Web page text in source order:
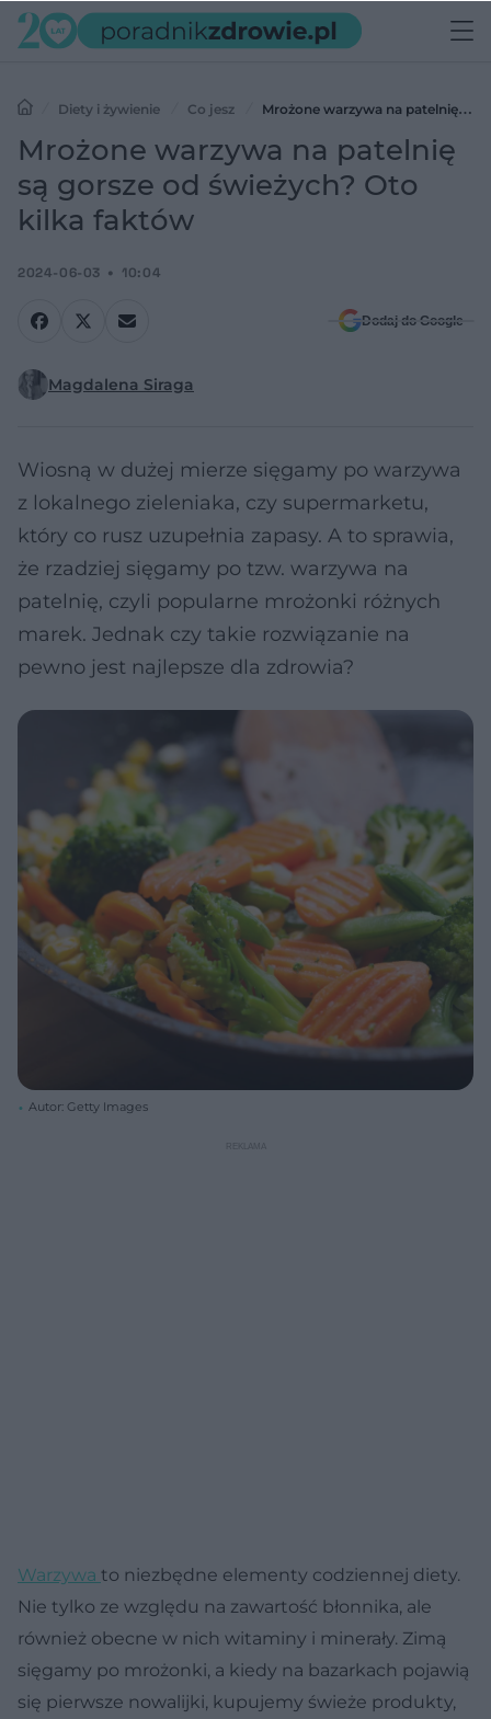
Diety i żywienie Co jesz
Mrożone warzywa na patelnię są
gorsze od świeżych? Oto kilka faktów
Mrożone warzywa na patelnię
są gorsze od świeżych? Oto
kilka faktów
2024-06-03 10:04
Dodaj do Google
Magdalena Siraga
Wiosną w dużej mierze sięgamy po warzywa
z lokalnego zieleniaka, czy supermarketu,
który co rusz uzupełnia zapasy. A to sprawia,
że rzadziej sięgamy po tzw. warzywa na
patelnię, czyli popularne mrożonki różnych
marek. Jednak czy takie rozwiązanie na
pewno jest najlepsze dla zdrowia?
Autor: Getty Images
Warzywa to niezbędne elementy codziennej diety.
Nie tylko ze względu na zawartość błonnika, ale
również obecne w nich witaminy i minerały. Zimą
sięgamy po mrożonki, a kiedy na bazarkach pojawią
się pierwsze nowalijki, kupujemy świeże produkty,